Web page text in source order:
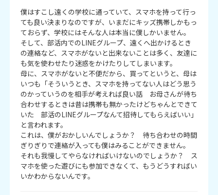
僕はすこし遠くの学校に通っていて、スマホを持って行っ
ても良い決まりなのですが、いまだにキッズ携帯しかもっ
ておらず、学校にはそんな人は本当に僕しかいません。
そして、部活内でのLINEグループ、遠くへ出かけるとき
の連絡など、スマホがないと出来ないことは多く、友達に
も気を使わせたり迷惑をかけたりしてしまいます。
母に、スマホがないと不便だから、買ってというと、母は
いつも「そういうとき、スマホを持ってない人はどう思う
のかっていうのを相手が考えれば良い話　お母さんが待ち
合わせするときは昔は携帯も無かったけどちゃんとできて
いた　部活のLINEグループなんて招待してもらえばいい」
と言われます。
これは、僕がおかしいんでしょうか？　待ち合わせの時間
ぎりぎりで連絡が入っても僕はみることができません。
それも我慢してやらなければいけないのでしょうか？　ス
マホを使った遊びにも参加できなくて、もうどうすればい
いかわからないんです。